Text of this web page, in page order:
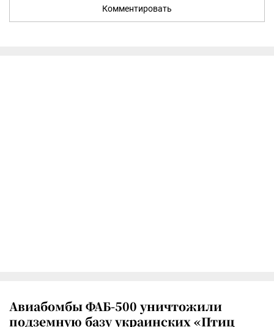
Комментировать
Авиабомбы ФАБ-500 уничтожили
подземную базу украинских «Птиц